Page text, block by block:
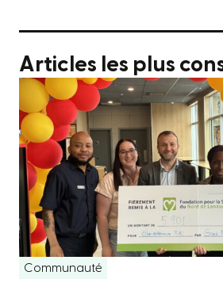
Articles les plus
Communauté